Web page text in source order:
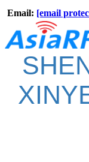
Email: [email